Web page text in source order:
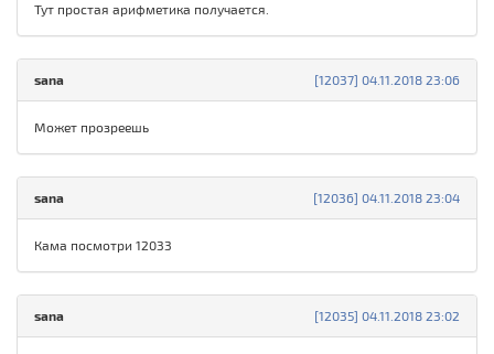
Тут простая арифметика получается.
[12037] 04.11.2018 23:06
sana
Может прозреешь
[12036] 04.11.2018 23:04
sana
Кама посмотри 12033
[12035] 04.11.2018 23:02
sana